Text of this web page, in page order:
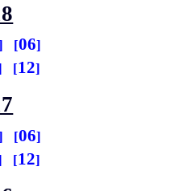
06
12
06
12